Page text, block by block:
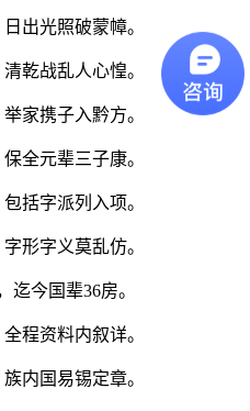
出光照破蒙幛。
乾战乱人心惶。
家携子入黔方。
全元辈三子康。
括字派列入项。
形字义莫乱仿。
迄今国辈36房。
程资料内叙详。
内国易锡定章。